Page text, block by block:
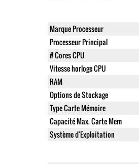
Marque Processeur
Processeur Principal
# Cores CPU
Vitesse horloge CPU
RAM
Options de Stockage
Type Carte Mémoire
Capacité Max. Carte Mem
Système d'Exploitation